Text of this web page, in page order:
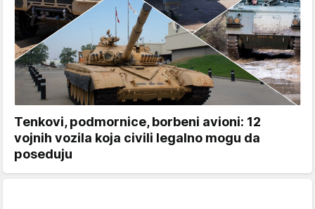
Tenkovi, podmornice, borbeni avioni: 12
vojnih vozila koja civili legalno mogu da
poseduju